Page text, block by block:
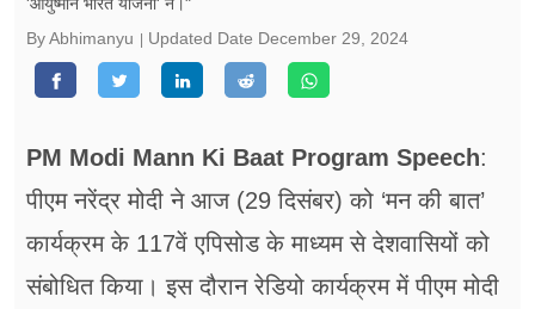
फूड
सेहत
जॉब्स
शिक्षा
By Abhimanyu
Updated Date December 29, 2024
PM Modi Mann Ki Baat Program Speech:
पीएम नरेंद्र मोदी ने आज (29 दिसंबर) को ‘मन की बात’
कार्यक्रम के 117वें एपिसोड के माध्यम से देशवासियों को
संबोधित किया। इस दौरान रेडियो कार्यक्रम में पीएम मोदी